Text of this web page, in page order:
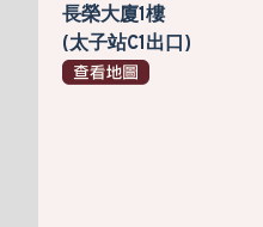
長榮大廈1樓
(太子站C1出口)